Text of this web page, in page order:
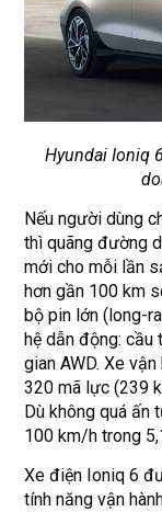
Hyundai Ioniq
Nếu người dùng
thì quãng đường
mới cho mỗi lần
hơn gần 100 km
bộ pin lớn (long-
hệ dẫn động:
gian AWD. Xe
320 mã lực (239
Dù không quá
100 km/h trong
Xe điện Ioniq 6
tính năng vận